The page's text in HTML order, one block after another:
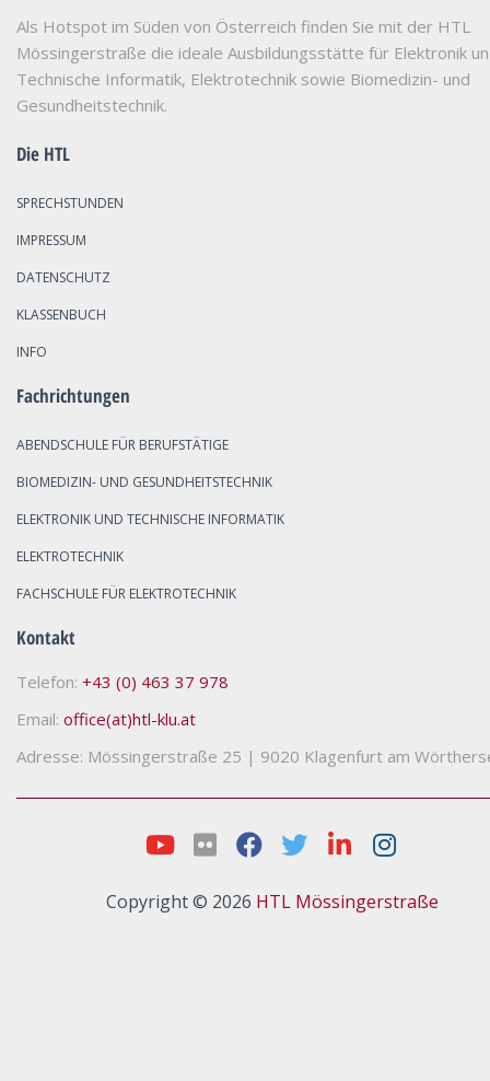
Als Hotspot im Süden von Österreich finden Sie mit der HTL
Mössingerstraße die ideale Ausbildungsstätte für Elektronik
Technische Informatik, Elektrotechnik sowie Biomedizin- und
Gesundheitstechnik.
Die HTL
SPRECHSTUNDEN
IMPRESSUM
DATENSCHUTZ
KLASSENBUCH
INFO
Fachrichtungen
ABENDSCHULE FÜR BERUFSTÄTIGE
BIOMEDIZIN- UND GESUNDHEITSTECHNIK
ELEKTRONIK UND TECHNISCHE INFORMATIK
ELEKTROTECHNIK
FACHSCHULE FÜR ELEKTROTECHNIK
Kontakt
Telefon: +43 (0) 463 37 978
Email: office(at)htl-klu.at
Adresse: Mössingerstraße 25 | 9020 Klagenfurt am
Copyright © 2026 HTL Mössingerstraße